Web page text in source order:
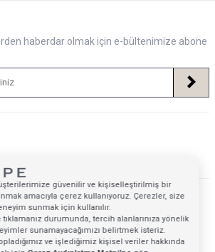
haberdar olmak için e-bültenimize abone
Adresi
güvenilir ve kişiselleştirilmiş bir
amacıyla çerez kullanıyoruz. Çerezler, size
sunmak için kullanılır.
durumunda, tercih alanlarınıza yönelik
sunamayacağımızı belirtmek isteriz.
ve işlediğimiz kişisel veriler hakkında